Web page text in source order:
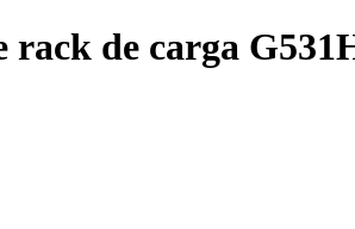
rack de carga